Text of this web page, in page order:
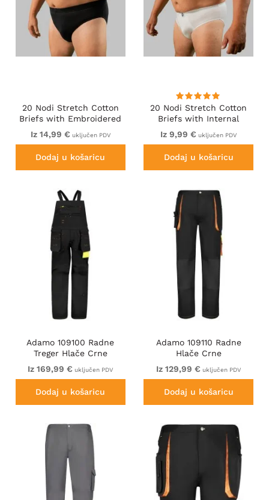
20 Nodi Stretch Cotton
Briefs with Embroidered
Side Label Black
Iz 14,99 € uključen PDV
Dodaj u košaricu
20 Nodi Stretch Cotton
Briefs with Internal
Elastic Band and Low
Rise White
Iz 9,99 € uključen PDV
Dodaj u košaricu
Adamo 109100 Radne
Treger Hlače Crne
Iz 169,99 € uključen PDV
Dodaj u košaricu
Adamo 109110 Radne
Hlače Crne
Iz 129,99 € uključen PDV
Dodaj u košaricu